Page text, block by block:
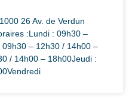
26 Av. de Verdun
:Lundi : 09h30 –
– 12h30 / 14h00 –
/ 14h00 – 18h00Jeudi :